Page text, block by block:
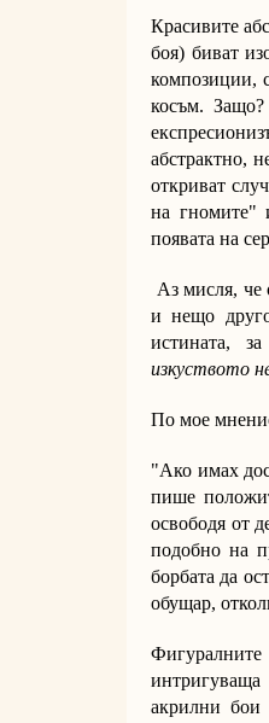
Красивите
боя) биват
композиции,
косъм. Защо?
абстрактно,
откриват
на гномите"
появата на
Аз мисля, че
и нещо
истината,
изкуството
По мое
"Ако имах
пише
освободя от
подобно на
борбата да
обущар,
интригуваща
акрилни бои